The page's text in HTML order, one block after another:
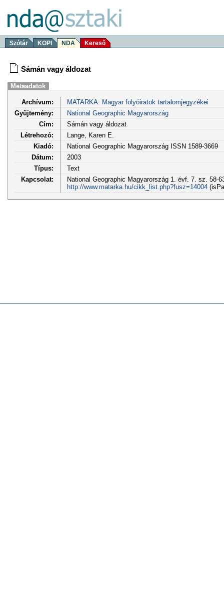
Szótár KOPI NDA Kereső
Sámán vagy áldozat
Metaadatok
Archívum:
MATARKA: Magyar folyóiratok tartalomjegyzékei
Gyűjtemény:
National Geographic Magyarország
Cím:
Sámán vagy áldozat
Létrehozó:
Lange, Karen E.
Kiadó:
National Geographic Magyarország ISSN 1589-3669
Dátum:
2003
Típus:
Text
Kapcsolat:
National Geographic Magyarország 1. évf. 7. sz. 58-
http://www.matarka.hu/cikk_list.php?fusz=14004